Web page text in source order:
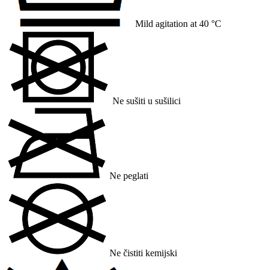
Mild agitation at 40 °C
Ne sušiti u sušilici
Ne peglati
Ne čistiti kemijski